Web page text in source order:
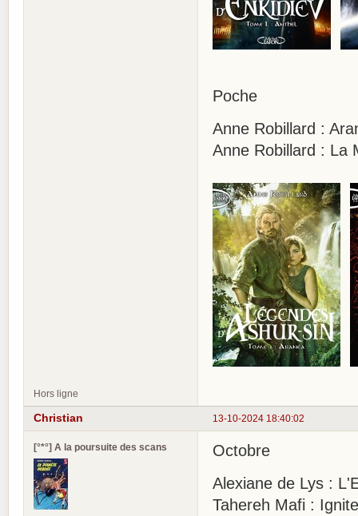
Poche
Anne Robillard :
Anne Robillard : La
Hors ligne
13-10-2024 18:40:02
Christian
[°*°] A la poursuite des scans
Octobre
Alexiane de Lys :
Tahereh Mafi :